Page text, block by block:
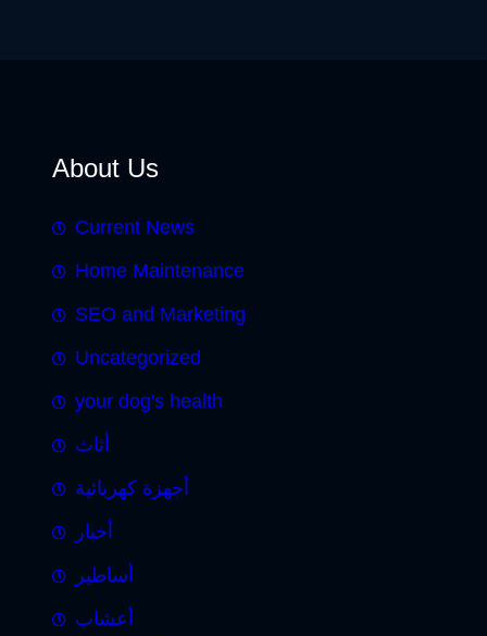
About Us
Current News
Home Maintenance
SEO and Marketing
Uncategorized
your dog's health
أثاث
أجهزة كهربائية
أخبار
أساطير
أعشاب